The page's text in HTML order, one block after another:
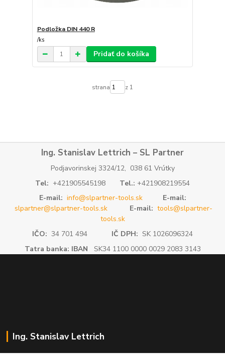
Podložka DIN 440 R
/ks
Pridať do košíka
strana z 1
Ing. Stanislav Lettrich – SL Partner
Podjavorinskej 3324/12, 038 61 Vrútky
Tel: +421905545198 Tel.: +421908219554
E-mail: info@slpartner-tools.sk
E-mail:
slpartner@slpartner-tools.sk
E-mail: tools@slpartner-
tools.sk
IČO: 34 701 494 IČ DPH: SK 1026096324
Tatra banka: IBAN SK34 1100 0000 0029 2083 3143
Ing. Stanislav Lettrich